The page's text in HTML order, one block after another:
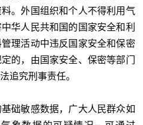
。外国组织和个人不得利用气
华人民共和国的国家安全和利
理活动中违反国家安全和保密
的，由国家安全、保密等部门
追究刑事责任。
础敏感数据，广大人民群众如